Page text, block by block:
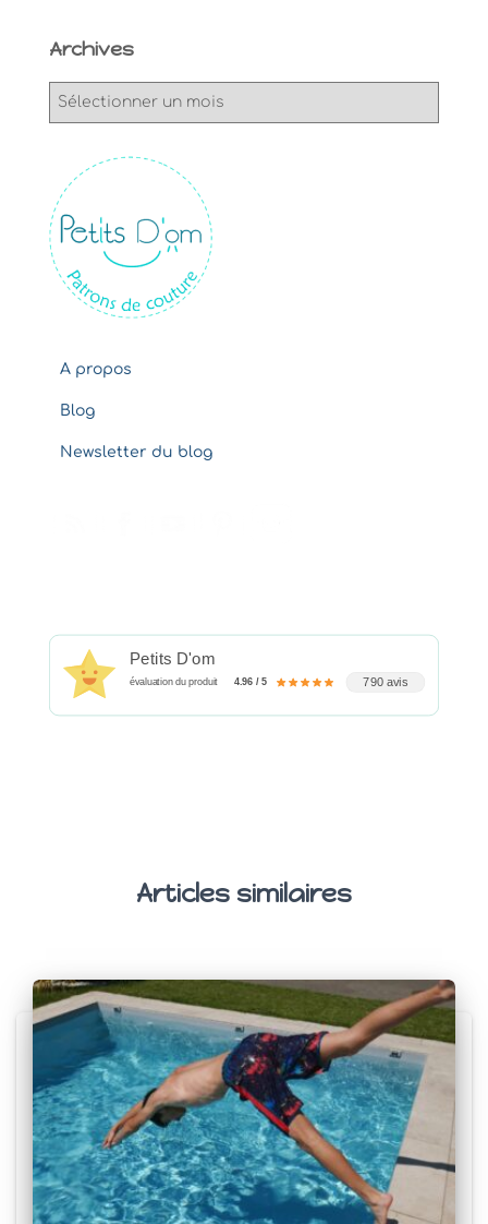
Archives
v
e
s
A propos
Blog
Newsletter du blog
Petits D'om
évaluation du produit 4.96 / 5 790 avis
Articles similaires